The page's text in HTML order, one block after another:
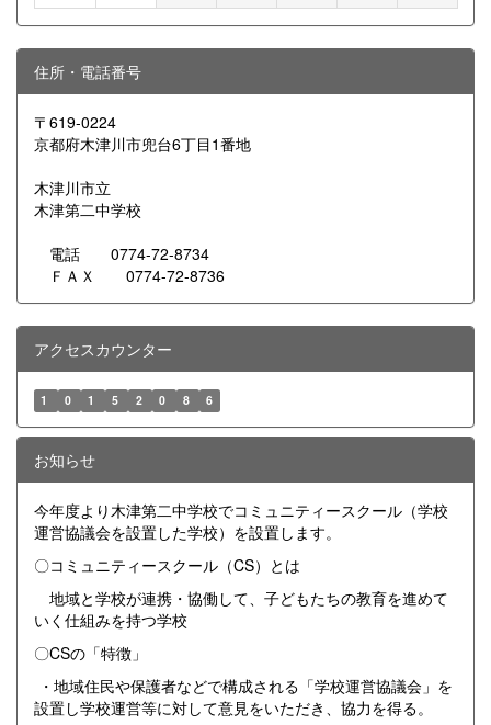
住所・電話番号
〒619-0224
京都府木津川市兜台6丁目1番地
木津川市立
木津第二中学校
電話 0774-72-8734
ＦＡＸ 0774-72-8736
アクセスカウンター
1 0 1 5 2 0 8 6
お知らせ
今年度より木津第二中学校でコミュニティースクール（学校
運営協議会を設置した学校）を設置します。
〇コミュニティースクール（CS）とは
地域と学校が連携・協働して、子どもたちの教育を進めて
いく仕組みを持つ学校
〇CSの「特徴」
・地域住民や保護者などで構成される「学校運営協議会」を
設置し学校運営等に対して意見をいただき、協力を得る。